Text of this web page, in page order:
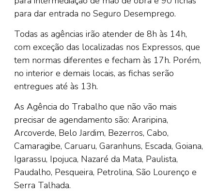
para dar entrada no Seguro Desemprego.
Todas as agências irão atender de 8h às 14h,
com exceção das localizadas nos Expressos, que
tem normas diferentes e fecham às 17h. Porém,
no interior e demais locais, as fichas serão
entregues até às 13h.
As Agência do Trabalho que não vão mais
precisar de agendamento são: Araripina,
Arcoverde, Belo Jardim, Bezerros, Cabo,
Camaragibe, Caruaru, Garanhuns, Escada, Goiana,
Igarassu, Ipojuca, Nazaré da Mata, Paulista,
Paudalho, Pesqueira, Petrolina, São Lourenço e
Serra Talhada.